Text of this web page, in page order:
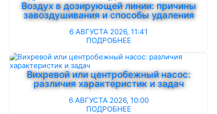
Воздух в дозирующей линии: причины
завоздушивания и способы удаления
6 АВГУСТА 2026, 11:41
ПОДРОБНЕЕ
Вихревой или центробежный насос:
различия характеристик и задач
6 АВГУСТА 2026, 10:00
ПОДРОБНЕЕ